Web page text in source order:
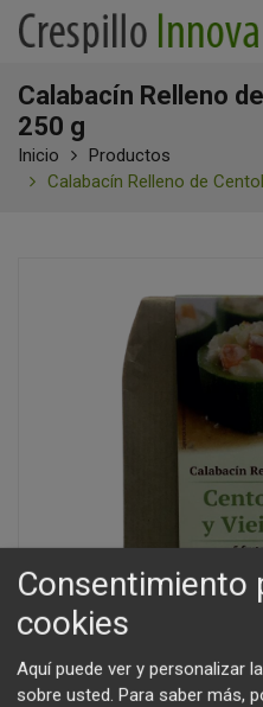
Calabacín Relleno
250 g
Inicio
Productos
Calabacín Relleno de
Consentimiento
cookies
Aquí puede ver y personalizar
sobre usted. Para saber más,